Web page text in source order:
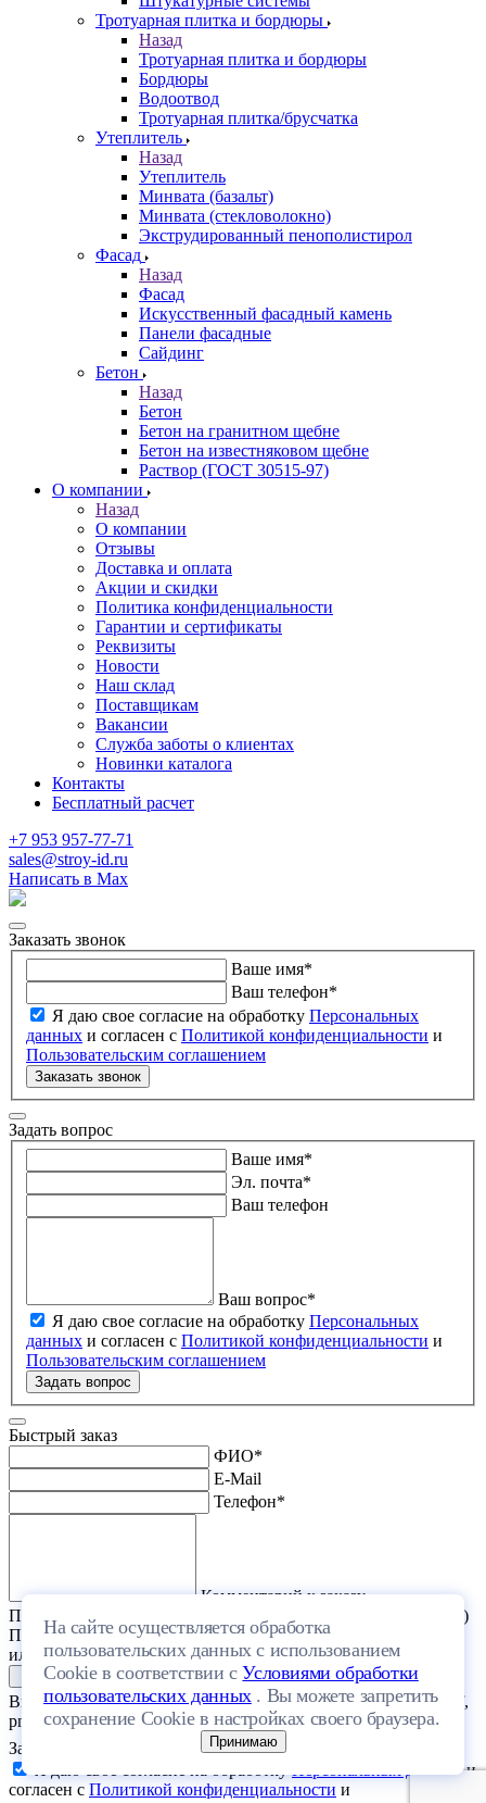
Тротуарная плитка и бордюры
Назад
Тротуарная плитка и бордюры
Бордюры
Водоотвод
Тротуарная плитка/брусчатка
Утеплитель
Назад
Утеплитель
Минвата (базальт)
Минвата (стекловолокно)
Экструдированный пенополистирол
Фасад
Назад
Фасад
Искусственный фасадный камень
Панели фасадные
Сайдинг
Бетон
Назад
Бетон
Бетон на гранитном щебне
Бетон на известняковом щебне
Раствор (ГОСТ 30515-97)
О компании
Назад
О компании
Отзывы
Доставка и оплата
Акции и скидки
Политика конфиденциальности
Гарантии и сертификаты
Реквизиты
Новости
Наш склад
Поставщикам
Вакансии
Служба заботы о клиентах
Новинки каталога
Контакты
Бесплатный расчет
+7 953 957-77-71
sales@stroy-id.ru
Написать в Max
Заказать звонок
Ваше имя*
Ваш телефон*
Я даю свое согласие на обработку Персональных
данных и согласен с Политикой конфиденциальности и
Пользовательским соглашением
Заказать звонок
Задать вопрос
Ваше имя*
Эл. почта*
Ваш телефон
Ваш вопрос*
Я даю свое согласие на обработку Персональных
данных и согласен с Политикой конфиденциальности и
Пользовательским соглашением
Задать вопрос
На сайте осуществляется обработка
пользовательских данных с использованием
Cookie в соответствии сУсловиями обработки
пользовательских данных. Вы можете запретить
сохранение Cookie в настройках своего браузера.
Принимаю
Быстрый заказ
ФИО*
E-Mail
Телефон*
Комментарий к заказу
Прикрепить файл (проект дома или список стройматериалов)
Перетащите один или несколько файлов в эту область
или выберите файл на компьютере
Выберите файл с расширением (doc, docx, xls, xlsx, txt, rtf, pdf,
png, jpeg, jpg, gif) и размером, не превышающим 20 МБ.
Загрузить файлы
Персональных данныхи
согласен с Политикой конфиденциальности и